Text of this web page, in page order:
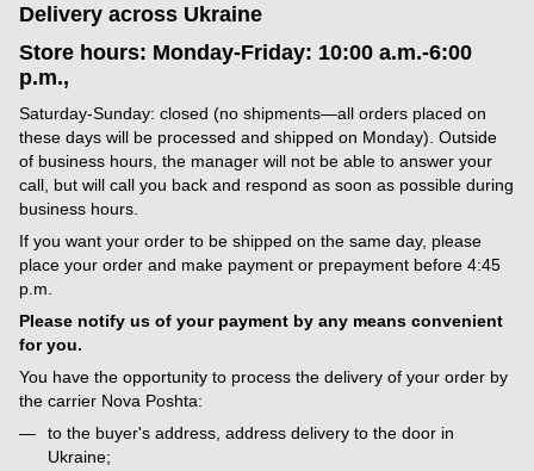
Delivery across Ukraine
Store hours: Monday-Friday: 10:00 a.m.-6:00
p.m.,
Saturday-Sunday: closed (no shipments—all orders placed on
these days will be processed and shipped on Monday). Outside
of business hours, the manager will not be able to answer your
call, but will call you back and respond as soon as possible during
business hours.
If you want your order to be shipped on the same day, please
place your order and make payment or prepayment before 4:45
p.m.
Please notify us of your payment by any means convenient
for you.
You have the opportunity to process the delivery of your order by
the carrier Nova Poshta:
to the buyer's address, address delivery to the door in
Ukraine;